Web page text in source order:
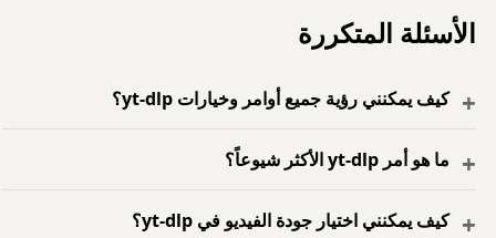
الأسئلة المتكررة
كيف يمكنني رؤية جميع أوامر وخيارات yt-dlp؟
ما هو أمر yt-dlp الأكثر شيوعاً؟
كيف يمكنني اختيار جودة الفيديو في yt-dlp؟